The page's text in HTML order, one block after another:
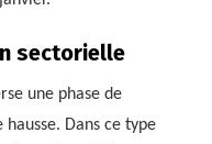
sectorielle
une phase de
Dans ce type